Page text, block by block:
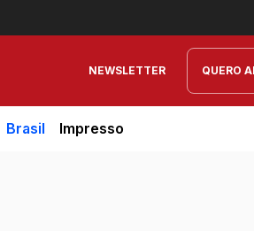
NEWSLETTER QUERO
Brasil Impresso